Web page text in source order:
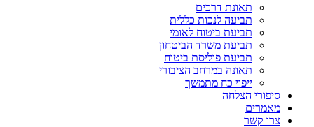
תאונת דרכים
תביעה לנכות כללית
תביעת ביטוח לאומי
תביעת משרד הביטחון
תביעת פוליסת ביטוח
תאונה במרחב הציבורי
ייפוי כח מתמשך
סיפורי הצלחה
מאמרים
צרו קשר